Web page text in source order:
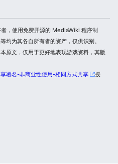
，使用免费开源的 MediaWiki 程序制
均为其各自所有者的资产，仅供识别。
原文，仅用于更好地表现游戏资料，其版
署名-非商业性使用-相同方式共享
授